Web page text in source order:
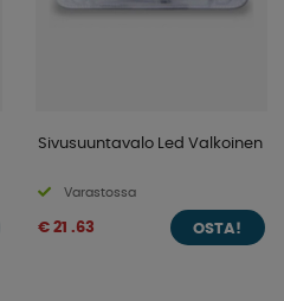
Sivusuuntavalo Led Valkoinen
Varastossa
€ 21 .63 OSTA!